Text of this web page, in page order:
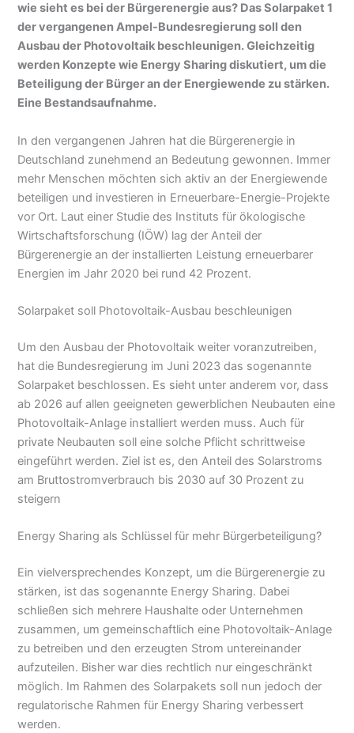
wie sieht es bei der Bürgerenergie aus? Das Solarpaket 1
der vergangenen Ampel-Bundesregierung soll den
Ausbau der Photovoltaik beschleunigen. Gleichzeitig
werden Konzepte wie Energy Sharing diskutiert, um die
Beteiligung der Bürger an der Energiewende zu stärken.
Eine Bestandsaufnahme.
In den vergangenen Jahren hat die Bürgerenergie in
Deutschland zunehmend an Bedeutung gewonnen. Immer
mehr Menschen möchten sich aktiv an der Energiewende
beteiligen und investieren in Erneuerbare-Energie-Projekte
vor Ort. Laut einer Studie des Instituts für ökologische
Wirtschaftsforschung (IÖW) lag der Anteil der
Bürgerenergie an der installierten Leistung erneuerbarer
Energien im Jahr 2020 bei rund 42 Prozent.
Solarpaket soll Photovoltaik-Ausbau beschleunigen
Um den Ausbau der Photovoltaik weiter voranzutreiben,
hat die Bundesregierung im Juni 2023 das sogenannte
Solarpaket beschlossen. Es sieht unter anderem vor, dass
ab 2026 auf allen geeigneten gewerblichen Neubauten eine
Photovoltaik-Anlage installiert werden muss. Auch für
private Neubauten soll eine solche Pflicht schrittweise
eingeführt werden. Ziel ist es, den Anteil des Solarstroms
am Bruttostromverbrauch bis 2030 auf 30 Prozent zu
steigern
Energy Sharing als Schlüssel für mehr Bürgerbeteiligung?
Ein vielversprechendes Konzept, um die Bürgerenergie zu
stärken, ist das sogenannte Energy Sharing. Dabei
schließen sich mehrere Haushalte oder Unternehmen
zusammen, um gemeinschaftlich eine Photovoltaik-Anlage
zu betreiben und den erzeugten Strom untereinander
aufzuteilen. Bisher war dies rechtlich nur eingeschränkt
möglich. Im Rahmen des Solarpakets soll nun jedoch der
regulatorische Rahmen für Energy Sharing verbessert
werden.